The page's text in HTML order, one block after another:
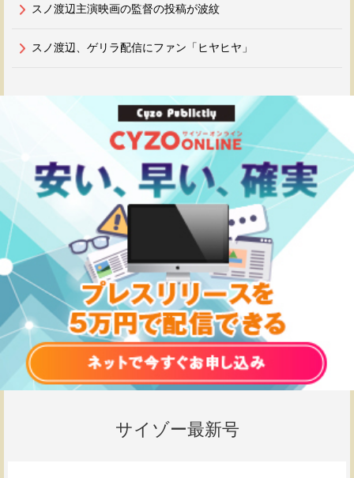
スノ渡辺主演映画の監督の投稿が波紋
スノ渡辺、ゲリラ配信にファン「ヒヤヒヤ」
サイゾー最新号